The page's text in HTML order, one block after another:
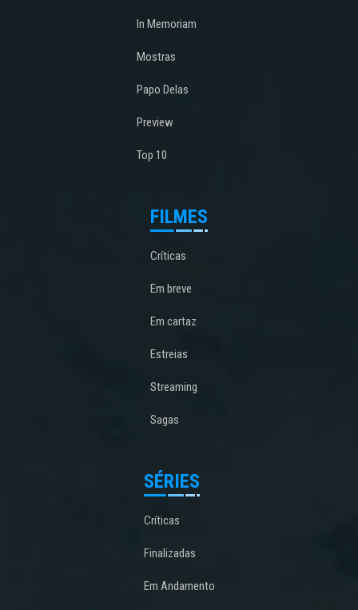
In Memoriam
Mostras
Papo Delas
Preview
Top 10
FILMES
Críticas
Em breve
Em cartaz
Estreias
Streaming
Sagas
SÉRIES
Críticas
Finalizadas
Em Andamento